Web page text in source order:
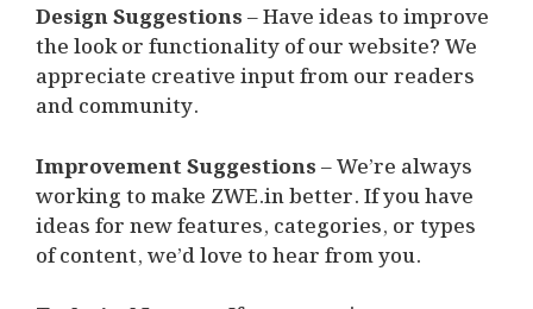
Design Suggestions– Have ideas to improve
the look or functionality of our website? We
appreciate creative input from our readers
and community.
Improvement Suggestions– We’re always
working to make ZWE.in better. If you have
ideas for new features, categories, or types
of content, we’d love to hear from you.